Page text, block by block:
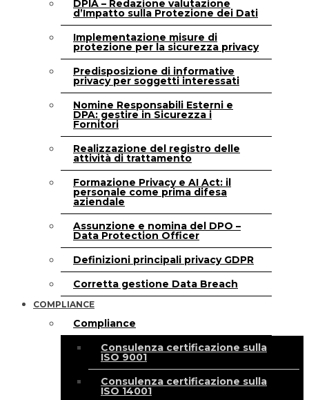
DPIA – Redazione valutazione
d’Impatto sulla Protezione dei Dati
Implementazione misure di
protezione per la sicurezza privacy
Predisposizione di informative
privacy per soggetti interessati
Nomine Responsabili Esterni e
DPA: gestire in Sicurezza i
Fornitori
Realizzazione del registro delle
attività di trattamento
Formazione Privacy e AI Act: il
personale come prima difesa
aziendale
Assunzione e nomina del DPO –
Data Protection Officer
Definizioni principali privacy GDPR
Corretta gestione Data Breach
COMPLIANCE
Compliance
Consulenza certificazione sulla
ISO 9001
Consulenza certificazione sulla
ISO 14001